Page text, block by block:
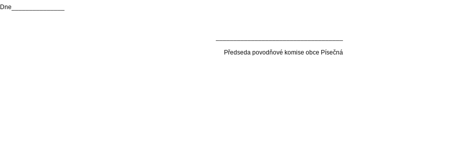
Dne_______________
Předseda povodňové komise obce Písečná